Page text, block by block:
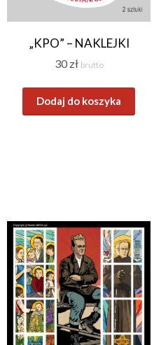
„KPO” – NAKLEJKI
30 zł brutto
Dodaj do koszyka